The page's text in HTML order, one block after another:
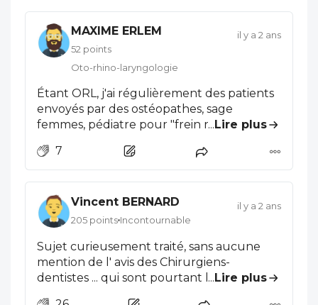
MAXIME ERLEM
52 points
Oto-rhino-laryngologie
il y a 2 ans
Étant ORL, j'ai régulièrement des patients
envoyés par des ostéopathes, sage
femmes, pédiatre pour "frein restrictif". Sur
ankyloglossie par brièveté du frein lingual
chez moins d'un quart d'entre eux. Cet
essentiellement par défaut de formation
des professionnels de santé et par pur
les ostéopathe qui n'ont a mon sens rien a
faire pour des enfants de moins de 6 mois,
leurs manipulations sont une pure
escroquerie et même dangereuse pour
... Lire plus
7
Vincent BERNARD
205 points Incontournable
il y a 2 ans
Sujet curieusement traité, sans aucune
mention de l' avis des Chirurgiens-
dentistes ... qui sont pourtant les mieux
... Lire plus